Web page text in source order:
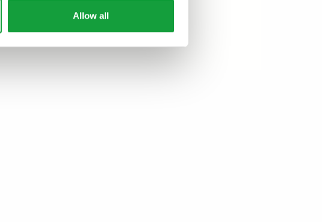
Allow all